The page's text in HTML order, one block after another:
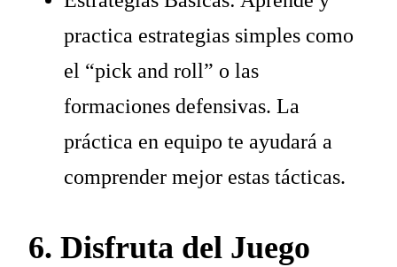
practica estrategias simples como
el “pick and roll” o las
formaciones defensivas. La
práctica en equipo te ayudará a
comprender mejor estas tácticas.
6. Disfruta del Juego